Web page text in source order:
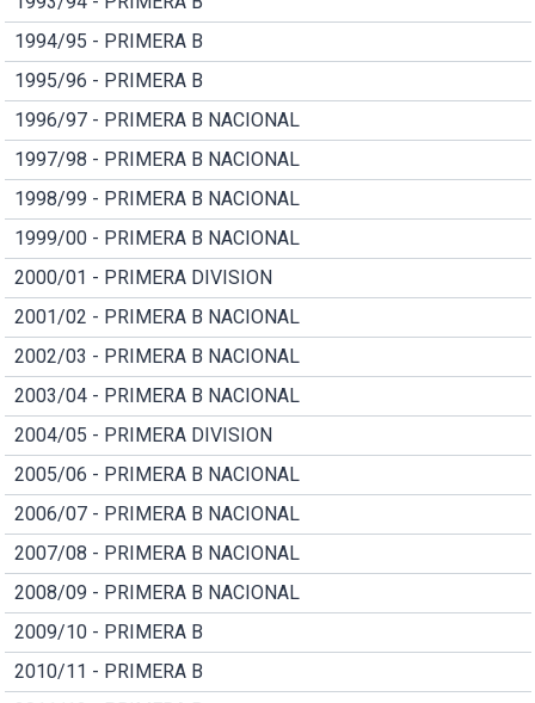
1994/95 - PRIMERA B
1995/96 - PRIMERA B
1996/97 - PRIMERA B NACIONAL
1997/98 - PRIMERA B NACIONAL
1998/99 - PRIMERA B NACIONAL
1999/00 - PRIMERA B NACIONAL
2000/01 - PRIMERA DIVISION
2001/02 - PRIMERA B NACIONAL
2002/03 - PRIMERA B NACIONAL
2003/04 - PRIMERA B NACIONAL
2004/05 - PRIMERA DIVISION
2005/06 - PRIMERA B NACIONAL
2006/07 - PRIMERA B NACIONAL
2007/08 - PRIMERA B NACIONAL
2008/09 - PRIMERA B NACIONAL
2009/10 - PRIMERA B
2010/11 - PRIMERA B